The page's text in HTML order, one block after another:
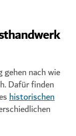
nach wie
Dafür finden
historischen